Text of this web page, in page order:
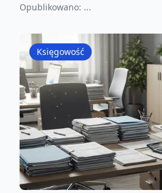
Opublikowano: ...
Księgowość